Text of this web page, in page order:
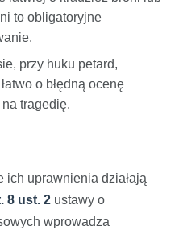
to obligatoryjne
przy huku petard,
o błędną ocenę
tragedię.
ich uprawnienia działają
8 ust. 2 ustawy o
wprowadza